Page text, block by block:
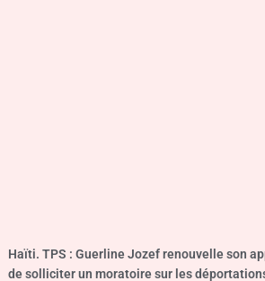
Haïti. TPS : Guerline Jozef renouvelle son
de solliciter un moratoire sur les